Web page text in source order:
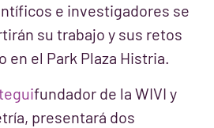
e investigadores se
su trabajo y sus retos
en el Park Plaza Histria.
fundador de la WIVI y
presentará dos